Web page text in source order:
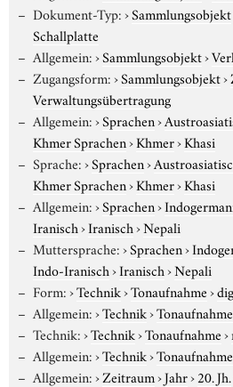
Dokument-Typ:›Sammlungsobjekt
Schallplatte
Allgemein:›Sammlungsobjekt›
Zugangsform:›Sammlungsobjekt›
Verwaltungsübertragung
Allgemein:›Sprachen›
Khmer Sprachen›Khmer›Khasi
Sprache:›Sprachen›
Khmer Sprachen›Khmer›Khasi
Allgemein:›Sprachen›
Iranisch›Iranisch›Nepali
Muttersprache:›Sprachen›
Indo-Iranisch›Iranisch›Nepali
Form:›Technik›Tonaufnahme›
Allgemein:›Technik›Tonaufnahme
Technik:›Technik›Tonaufnahme›
Allgemein:›Technik›Tonaufnahme
Allgemein:›Zeitraum›Jahr›20. Jh.